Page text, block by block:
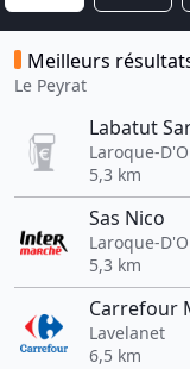
Meilleurs
Le Peyrat
Labatut
Laroque-
5,3 km
Sas Nico
Laroque-
5,3 km
Carrefour
Lavelanet
6,5 km